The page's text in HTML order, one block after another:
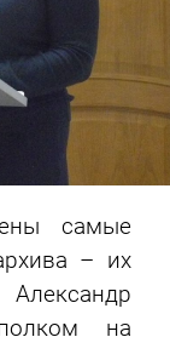
самые
– их
на